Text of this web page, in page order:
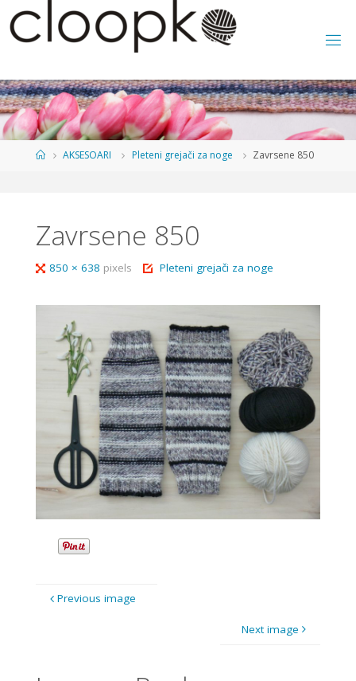
Skip
content
HomeAKSESOARI Pleteni grejači za noge Zavrsene 850
Zavrsene 850
Full850 × 638 pixels Pleteni grejači za noge
Previous image
Next image